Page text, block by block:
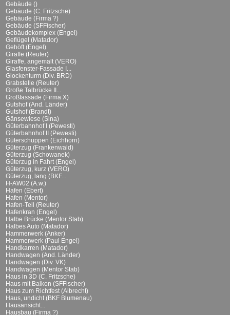
Gebäude ()
Gebäude (C. Fritzsche)
Gebäude (Firma ?)
Gebäude (SFFischer)
Gebäudekomplex (Engel)
Geflügel (Matador)
Gehöft (Engel)
Giraffe (Reuter)
Giraffe, angemalt (VERO)
Glasfenster-Fassade I...
Glockenturm (Div. BRD)
Grabstelle (Reuter)
Große Talbrücke II...
Großfassade (Firma X)
Gutshof (And. Länder)
Gutshof (Brandt)
Gänsewiese (Sina)
Güterbahnhof I (Pewesti)
Güterbahnhof II (Pewesti)
Güterschuppen (Eichhorn)
Güterzug (Frankenwald)
Güterzug (Schowanek)
Güterzug in Fahrt (Engel)
Güterzug, kurz (VERO)
Güterzug, lang (BKF...
H-AW02 (A.w.)
Hafen (Ebert)
Hafen (Mentor)
Hafen-Teil (Reuter)
Hafenkran (Engel)
Halbe Brücke (Mentor Stab)
Halbes Auto (Matador)
Hammerwerk (Anker)
Hammerwerk (Paul Engel)
Handkarren (Matador)
Handwagen (And. Länder)
Handwagen (Div. VK)
Handwagen (Mentor Stab)
Haus in 3D (C. Fritzsche)
Haus mit Balkon (SFFischer)
Haus zum Richtfest (Albrecht)
Haus, undicht (BKF Blumenau)
Hausansicht...
Hausbau (Firma ?)